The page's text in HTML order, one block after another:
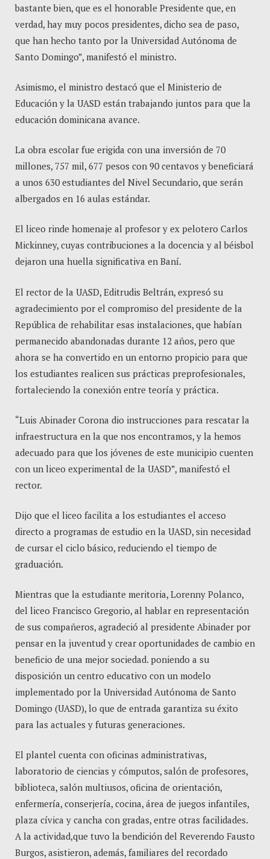
bastante bien, que es el honorable Presidente que, en
verdad, hay muy pocos presidentes, dicho sea de paso,
que han hecho tanto por la Universidad Autónoma de
Santo Domingo”, manifestó el ministro.
Asimismo, el ministro destacó que el Ministerio de
Educación y la UASD están trabajando juntos para que la
educación dominicana avance.
La obra escolar fue erigida con una inversión de 70
millones, 757 mil, 677 pesos con 90 centavos y beneficiará
a unos 630 estudiantes del Nivel Secundario, que serán
albergados en 16 aulas estándar.
El liceo rinde homenaje al profesor y ex pelotero Carlos
Mickinney, cuyas contribuciones a la docencia y al béisbol
dejaron una huella significativa en Baní.
El rector de la UASD, Editrudis Beltrán, expresó su
agradecimiento por el compromiso del presidente de la
República de rehabilitar esas instalaciones, que habían
permanecido abandonadas durante 12 años, pero que
ahora se ha convertido en un entorno propicio para que
los estudiantes realicen sus prácticas preprofesionales,
fortaleciendo la conexión entre teoría y práctica.
“Luis Abinader Corona dio instrucciones para rescatar la
infraestructura en la que nos encontramos, y la hemos
adecuado para que los jóvenes de este municipio cuenten
con un liceo experimental de la UASD”, manifestó el
rector.
Dijo que el liceo facilita a los estudiantes el acceso
directo a programas de estudio en la UASD, sin necesidad
de cursar el ciclo básico, reduciendo el tiempo de
graduación.
Mientras que la estudiante meritoria, Lorenny Polanco,
del liceo Francisco Gregorio, al hablar en representación
de sus compañeros, agradeció al presidente Abinader por
pensar en la juventud y crear oportunidades de cambio en
beneficio de una mejor sociedad. poniendo a su
disposición un centro educativo con un modelo
implementado por la Universidad Autónoma de Santo
Domingo (UASD), lo que de entrada garantiza su éxito
para las actuales y futuras generaciones.
El plantel cuenta con oficinas administrativas,
laboratorio de ciencias y cómputos, salón de profesores,
biblioteca, salón multiusos, oficina de orientación,
enfermería, conserjería, cocina, área de juegos infantiles,
plaza cívica y cancha con gradas, entre otras facilidades.
A la actividad,que tuvo la bendición del Reverendo Fausto
Burgos, asistieron, además, familiares del recordado